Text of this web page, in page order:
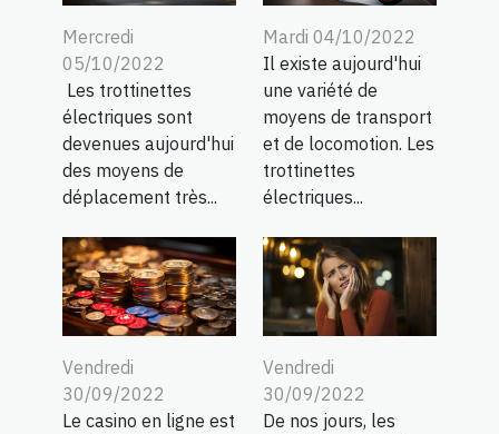
Mercredi
05/10/2022
Les trottinettes
électriques sont
devenues aujourd'hui
des moyens de
déplacement très...
Mardi 04/10/2022
Il existe aujourd'hui
une variété de
moyens de transport
et de locomotion. Les
trottinettes
électriques...
Vendredi
30/09/2022
Le casino en ligne est
Vendredi
30/09/2022
De nos jours, les